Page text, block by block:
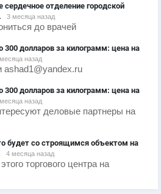
сердечное отделение городской
3 месяца назад
до врачей
300 долларов за килограмм: цена на
назад
ashad1@yandex.ru
300 долларов за килограмм: цена на
назад
деловые партнеры на
будет со строящимся объектом на
4 месяца назад
торгового центра на